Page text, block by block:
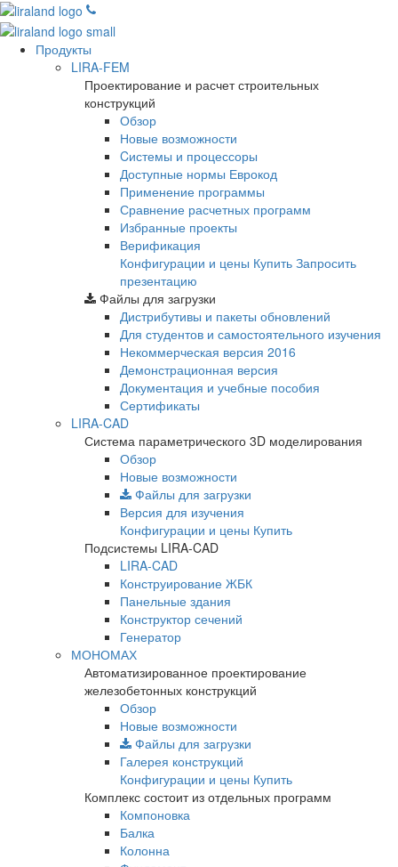
Продукты
LIRA-FEM
Проектирование и расчет строительных
конструкций
Обзор
Новые возможности
Cистемы и процессоры
Доступные нормы Еврокод
Применение программы
Сравнение расчетных программ
Избранные проекты
Верификация
Конфигурации и цены Купить Запросить
презентацию
Файлы для загрузки
Дистрибутивы и пакеты обновлений
Для студентов и самостоятельного изучения
Некоммерческая версия 2016
Демонстрационная версия
Документация и учебные пособия
Сертификаты
LIRA-CAD
Система параметрического 3D моделирования
Обзор
Новые возможности
Файлы для загрузки
Версия для изучения
Конфигурации и цены Купить
Подсистемы LIRA-CAD
LIRA-CAD
Конструирование ЖБК
Панельные здания
Конструктор сечений
Генератор
МОНОМАХ
Автоматизированное проектирование
железобетонных конструкций
Обзор
Новые возможности
Файлы для загрузки
Галерея конструкций
Конфигурации и цены Купить
Комплекс состоит из отдельных программ
Компоновка
Балка
Колонна